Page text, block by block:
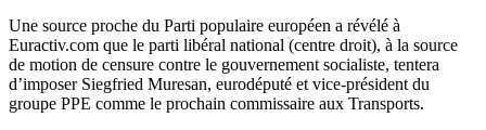
Une source proche du Parti populaire européen a révélé à
Euractiv.com que le parti libéral national (centre droit), à la source
de motion de censure contre le gouvernement socialiste, tentera
d’imposer Siegfried Muresan, eurodéputé et vice-président du
groupe PPE comme le prochain commissaire aux Transports.